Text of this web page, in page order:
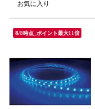
8/8時点_ポイント最大11倍